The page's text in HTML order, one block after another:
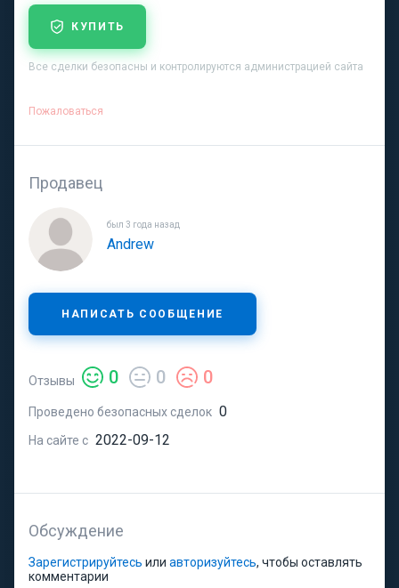
КУПИТЬ
Все сделки безопасны и контролируются администрацией сайта
Пожаловаться
Продавец
был 3 года назад
Andrew
НАПИСАТЬ СООБЩЕНИЕ
Отзывы 0 0 0
Проведено безопасных сделок 0
На сайте с 2022-09-12
Обсуждение
Зарегистрируйтесь или авторизуйтесь, чтобы оставлять
комментарии